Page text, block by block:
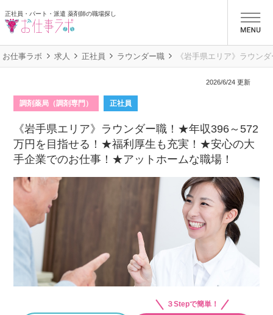
正社員・パート・派遣 薬剤師の職場探し
お仕事ラボ 求人 正社員 ラウンダー職 《岩手県エリア》ラウン
2026/6/24 更新
調剤薬局（調剤専門） 正社員
《岩手県エリア》ラウンダー職！★年収396～572
万円を目指せる！★福利厚生も充実！★安心の大
手企業でのお仕事！★アットホームな職場！
３Stepで簡単！